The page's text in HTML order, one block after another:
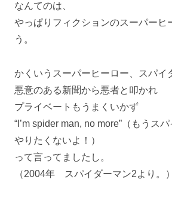
なんてのは、
やっぱりフィクションのスーパーヒ
う。
かくいうスーパーヒーロー、スパイ
悪意のある新聞から悪者と叩かれ
プライベートもうまくいかず
“I’m spider man, no more”（もうス
やりたくないよ！）
って言ってましたし。
（2004年 スパイダーマン2より。）